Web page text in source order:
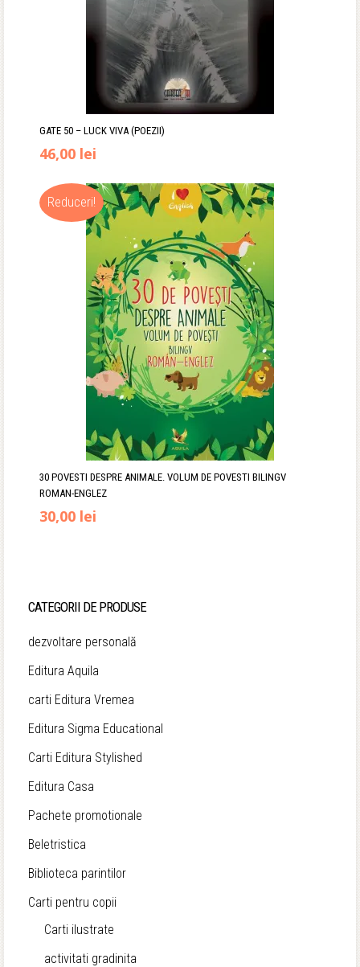
GATE 50 – LUCK VIVA (POEZII)
46,00 lei
Reduceri!
30 POVESTI DESPRE ANIMALE. VOLUM DE POVESTI BILINGV
ROMAN-ENGLEZ
Prețul
fost:
30,00 lei
30,00 lei.
CATEGORII DE PRODUSE
dezvoltare personală
Editura Aquila
carti Editura Vremea
Editura Sigma Educational
Carti Editura Stylished
Editura Casa
Pachete promotionale
Beletristica
Biblioteca parintilor
Carti pentru copii
Carti ilustrate
activitati gradinita